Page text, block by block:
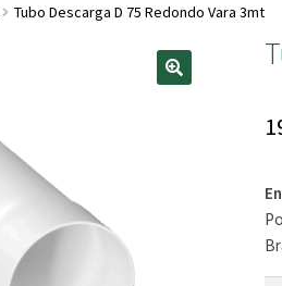
Tubo Descarga D 75 Redondo Vara 3mt